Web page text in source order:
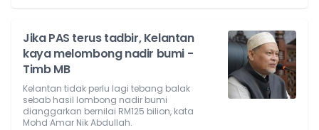
Jika PAS terus tadbir, Kelantan
kaya melombong nadir bumi -
Timb MB
Kelantan tidak perlu lagi tebang balak
sebab hasil lombong nadir bumi
dianggarkan bernilai RM125 bilion, kata
Mohd Amar Nik Abdullah.